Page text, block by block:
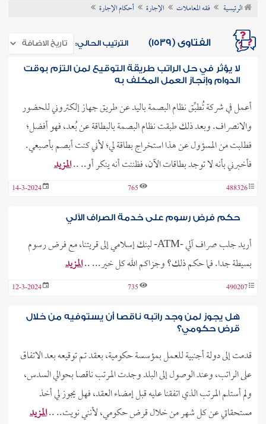
الفتوى
الرئيسية فقه المعاملات الإجارة أحكام الإجارة
الفتاوى (1539) الترتيب الحالي:
لا يؤثر في حل الراتب طريقة التوقيع لمن التزم بوقت
الدوام وإنجاز العمل المكلف به
أعمل في شركة تُطبِّق نظام البصمة باليد عن طريق جهاز إلكتروني للحضور
والانصراف. وبعد ذلك طبقت نظام البصمة بالبطاقة عن بُعد، فهو أفضل؛
فطلبت من المسؤول عن هذا استخراج بطاقة لي؛ لأني كنت أبصم بأصبعي.
فأخبرني بأنه لا توجد بطاقات الآن، فظننت أنه ينكر أو.. ..المزيد
488326
765
14-3-2024
حكم فرض رسوم على خدمة الصراف الآلي
أريد جلب صراف آلي -ATM- لبنك إسلامي إلى قريتنا، مع فرض رسوم
بسيطة جدا. فما حكم ذلك؟ وجزاكم الله كل خير... ..المزيد
490207
735
12-3-2024
هل يجوز لمن وجد راتبه ناقصا أن يستوفيه من خلال
قرض حكومي؟
قدمت إلى دولة أجنبية للعمل بمؤسسة حكومية، بعقد تم توقيعه بعد الاتفاق
على الراتب، وعند الوصول إلى البلد وجدت المرتب ناقصا بحوالي السدس،
ولم أستلم المرتب الذي اتفقنا عليه قبل إمضاء العقد، فهل يجوز لي أخذ
مستحقاتي عن كل شهر من خلال قرض حكومي، لأنني نويت.. ..المزيد